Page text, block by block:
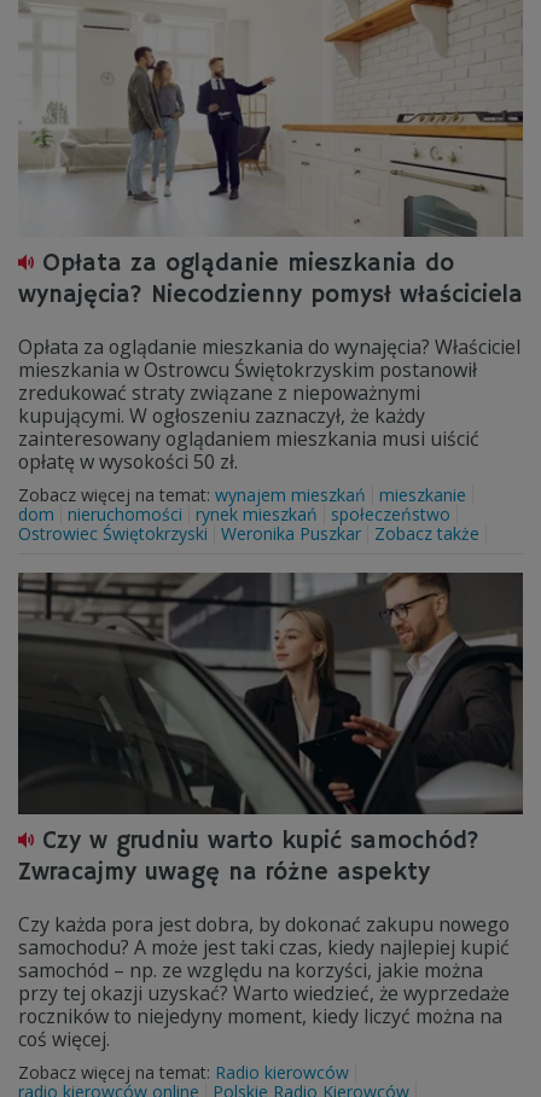
Opłata za oglądanie mieszkania do
wynajęcia? Niecodzienny pomysł właściciela
Opłata za oglądanie mieszkania do wynajęcia? Właściciel
mieszkania w Ostrowcu Świętokrzyskim postanowił
zredukować straty związane z niepoważnymi
kupującymi. W ogłoszeniu zaznaczył, że każdy
zainteresowany oglądaniem mieszkania musi uiścić
opłatę w wysokości 50 zł.
Zobacz więcej na temat: wynajem mieszkań
mieszkanie
dom
nieruchomości rynek mieszkań
społeczeństwo
Ostrowiec Świętokrzyski
Weronika Puszkar Zobacz także
Czy w grudniu warto kupić samochód?
Zwracajmy uwagę na różne aspekty
Czy każda pora jest dobra, by dokonać zakupu nowego
samochodu? A może jest taki czas, kiedy najlepiej kupić
samochód – np. ze względu na korzyści, jakie można
przy tej okazji uzyskać? Warto wiedzieć, że wyprzedaże
roczników to niejedyny moment, kiedy liczyć można na
coś więcej.
Zobacz więcej na temat: Radio kierowców
radio kierowców online
Polskie Radio Kierowców